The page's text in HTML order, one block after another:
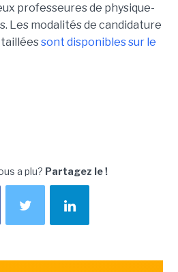
professeures de physique-
Les modalités de candidature
sont disponibles sur le
a plu? Partagez le !